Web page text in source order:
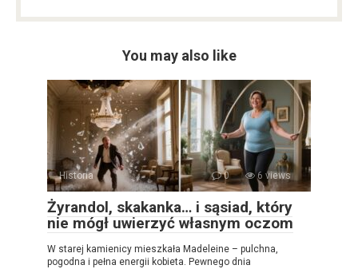
You may also like
Historia 0 6 views
Żyrandol, skakanka… i sąsiad, który
nie mógł uwierzyć własnym oczom
W starej kamienicy mieszkała Madeleine – pulchna,
pogodna i pełna energii kobieta. Pewnego dnia